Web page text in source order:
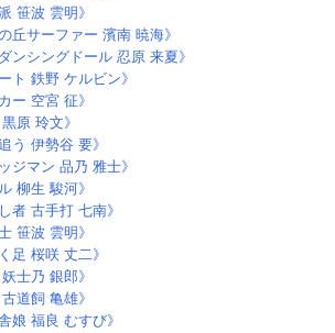
笹波 雲明》
丘サーファー 濱南 暁海》
ンシングドール 忍原 来夏》
ト 鉄野 ケルビン》
ー 空宮 征》
原 玲文》
う 伊勢谷 要》
ジマン 品乃 雅士》
柳生 駿河》
者 古手打 七南》
笹波 雲明》
足 桜咲 丈二》
士乃 銀郎》
道飼 亀雄》
娘 福良 むすび》